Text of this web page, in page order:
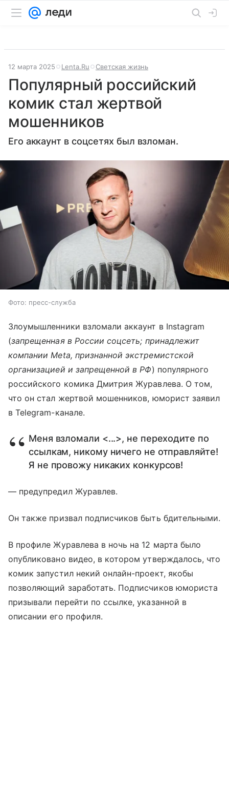
12 марта 2025 Lenta.Ru Светская жизнь
Популярный российский
комик стал жертвой
мошенников
Его аккаунт в соцсетях был взломан.
Фото: пресс-служба
Злоумышленники взломали аккаунт в Instagram
(запрещенная в России соцсеть; принадлежит
компании Meta, признанной экстремистской
организацией и запрещенной в РФ) популярного
российского комика Дмитрия Журавлева. О том,
что он стал жертвой мошенников, юморист заявил
в Telegram-канале.
Меня взломали <...>, не переходите по
ссылкам, никому ничего не отправляйте!
Я не провожу никаких конкурсов!
— предупредил Журавлев.
Он также призвал подписчиков быть бдительными.
В профиле Журавлева в ночь на 12 марта было
опубликовано видео, в котором утверждалось, что
комик запустил некий онлайн-проект, якобы
позволяющий заработать. Подписчиков юмориста
призывали перейти по ссылке, указанной в
описании его профиля.